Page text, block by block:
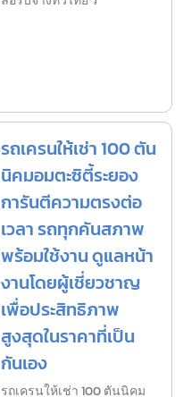
รถเครนให้เช่า 100 ตัน
นิคมอมตะซิตี้ระยอง
การันตีความตรงต่อ
เวลา รถทุกคันสภาพ
พร้อมใช้งาน ดูแลหน้า
งานโดยผู้เชี่ยวชาญ
เพื่อประสิทธิภาพ
สูงสุดในราคาที่เป็น
กันเอง
รถเครนให้เช่า 100 ตันนิคม